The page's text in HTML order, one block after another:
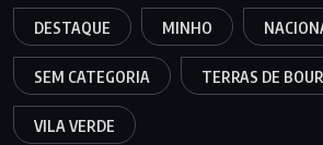
DESTAQUE MINHO
SEM CATEGORIA TERRAS DE
VILA VERDE